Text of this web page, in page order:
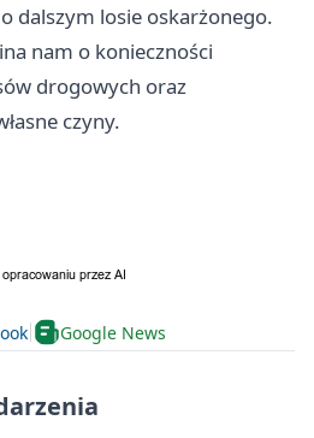
dalszym losie oskarżonego.
nam o konieczności
drogowych oraz
czyny.
Google News